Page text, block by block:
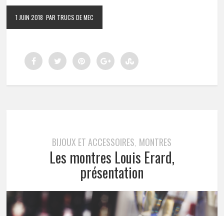
1 JUIN 2018 PAR TRUCS DE MEC
BIJOUX ET ACCESSOIRES, MONTRES
Les montres Louis Erard,
présentation